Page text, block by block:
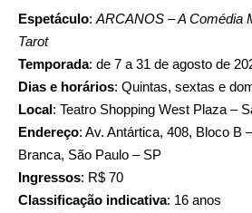
Espetáculo: ARCANOS – A Comédia
Tarot
Temporada: de 7 a 31 de agosto de
Dias e horários: Quintas, sextas e
Local: Teatro Shopping West Plaza –
Endereço: Av. Antártica, 408, Bloco B
Branca, São Paulo – SP
Ingressos: R$ 70
Classificação indicativa: 16 anos